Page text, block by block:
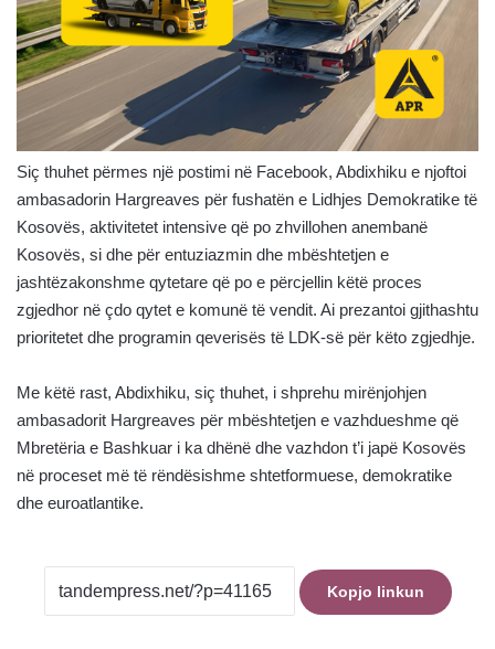
Siç thuhet përmes një postimi në Facebook, Abdixhiku e njoftoi
ambasadorin Hargreaves për fushatën e Lidhjes Demokratike të
Kosovës, aktivitetet intensive që po zhvillohen anembanë
Kosovës, si dhe për entuziazmin dhe mbështetjen e
jashtëzakonshme qytetare që po e përcjellin këtë proces
zgjedhor në çdo qytet e komunë të vendit. Ai prezantoi gjithashtu
prioritetet dhe programin qeverisës të LDK-së për këto zgjedhje.
Me këtë rast, Abdixhiku, siç thuhet, i shprehu mirënjohjen
ambasadorit Hargreaves për mbështetjen e vazhdueshme që
Mbretëria e Bashkuar i ka dhënë dhe vazhdon t’i japë Kosovës
në proceset më të rëndësishme shtetformuese, demokratike
dhe euroatlantike.
Kopjo linkun